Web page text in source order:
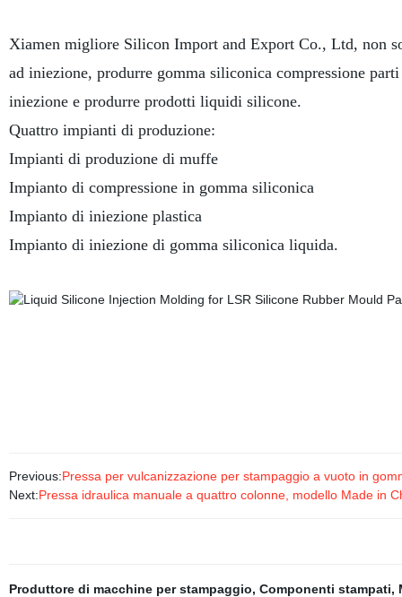
Xiamen migliore Silicon Import and Export Co., Ltd, non
ad iniezione, produrre gomma siliconica compressione
iniezione e produrre prodotti liquidi silicone.
Quattro impianti di produzione:
Impianti di produzione di muffe
Impianto di compressione in gomma siliconica
Impianto di iniezione plastica
Impianto di iniezione di gomma siliconica liquida.
Previous:Pressa per vulcanizzazione per stampaggio a vuoto in
Next:Pressa idraulica manuale a quattro colonne, modello Made in
Produttore di macchine per stampaggio, Componenti stampati,